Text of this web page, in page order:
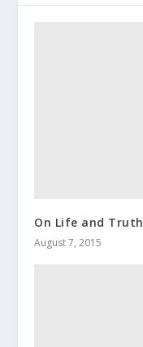
On Life and Truth
August 7, 2015